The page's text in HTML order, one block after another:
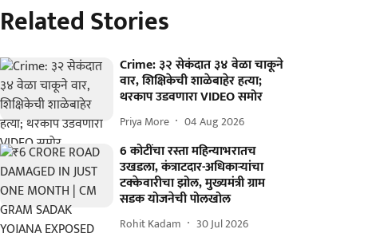
Related Stories
Crime: ३२ सेकंदात ३४ वेळा चाकूने
वार, शिक्षिकेची शाळेबाहेर हत्या;
थरकाप उडवणारा VIDEO समोर
Priya More 04 Aug 2026
6 कोटींचा रस्ता महिन्याभरातच
उखडला, कंत्राटदार-अधिकाऱ्यांचा
टक्केवारीचा झोल, मुख्यमंत्री ग्राम
सडक योजनेची पोलखोल
Rohit Kadam 30 Jul 2026